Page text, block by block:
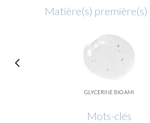
Matière(s) première(s)
GLYCERINE BIO AMI
Mots-clés